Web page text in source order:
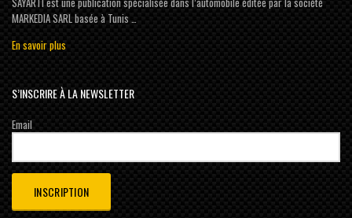
MARKEDIA SARL basée à Tunis …
En savoir plus
S’INSCRIRE À LA NEWSLETTER
Email